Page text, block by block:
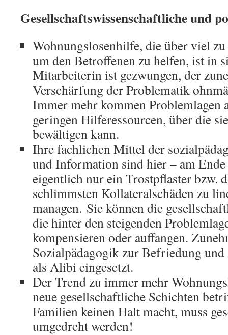
Gesellschaftswissenschaftliche und
Wohnungslosenhilfe, die über viel
um den Betroffenen zu helfen, ist in
Mitarbeiterin ist gezwungen, der
Verschärfung der Problematik
Immer mehr kommen Problemlagen
geringen Hilferessourcen, über die
bewältigen kann.
Ihre fachlichen Mittel der
und Information sind hier – am Ende
eigentlich nur ein Trostpflaster bzw.
schlimmsten Kollateralschäden zu
managen. Sie können die
die hinter den steigenden
kompensieren oder auffangen.
Sozialpädagogik zur Befriedung
als Alibi eingesetzt.
Der Trend zu immer mehr
neue gesellschaftliche Schichten
Familien keinen Halt macht, muss
umgedreht werden!